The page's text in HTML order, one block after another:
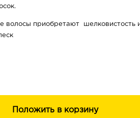
волосы приобретают шелковистость и
Положить в корзину